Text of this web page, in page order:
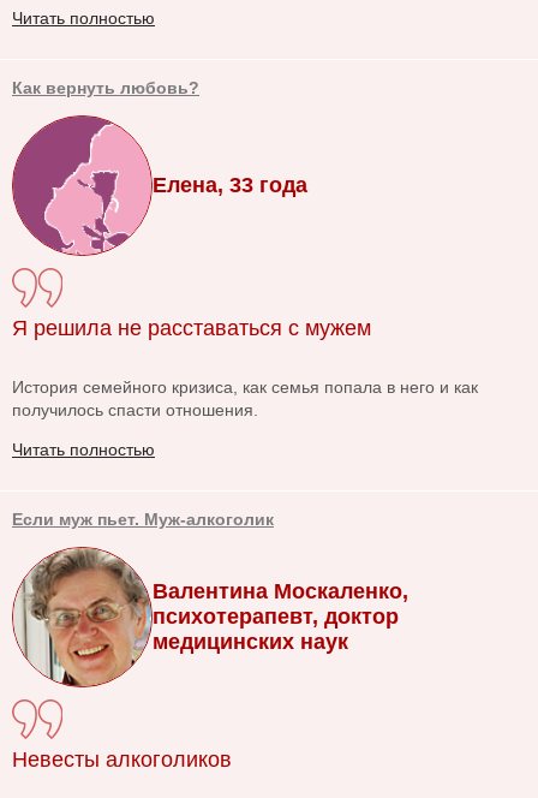
Читать полностью
Как вернуть любовь?
Елена, 33 года
Я решила не расставаться с мужем
История семейного кризиса, как семья попала в него и как
получилось спасти отношения.
Читать полностью
Если муж пьет. Муж-алкоголик
Валентина Москаленко,
психотерапевт, доктор
медицинских наук
Невесты алкоголиков